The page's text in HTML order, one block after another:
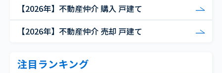
【2026年】不動産仲介 購入 戸建て
【2026年】不動産仲介 売却 戸建て
注目ランキング